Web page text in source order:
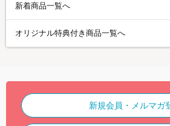
新着商品一覧へ
オリジナル特典付き商品一覧へ
新規会員・メルマガ